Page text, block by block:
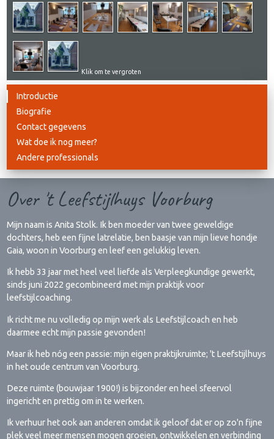
Klik om te vergroten
Introductie
Biografie
Contact gegevens
Wat doe ik nog meer?
Andere professionals
Over 't Leefstijlhuys Voorburg
Mijn naam is Anita Stolk. Ik ben moeder van twee geweldige
dochters, heb een fijne latrelatie, ben baasje van mijn lieve hondje
Gaia, woon in Voorburg en leef een gelukkig leven.
Ik hebb 33 jaar met heel veel liefde als Verpleegkundige gewerkt,
sinds juni 2022 gecombineerd met mijn praktijk voor
leefstijlcoaching.
Ik richt me nu volledig op mijn werk als Leefstijlcoach en heb
daarmee echt mijn passie gevonden!
Maar ik heb nóg een passie: mijn eigen praktijkruimte; 't Leefstijlhuys
in het oude centrum van Voorburg.
Deze ruimte (bouwjaar 1900!) is bijzonder en heel sfeervol
ingericht en prettig om in te werken.
Ik verhuur het ook aan anderen omdat ik geloof dat er op zo'n fijne
plek veel meer mensen mogen groeien, ontwikkelen en verbinding